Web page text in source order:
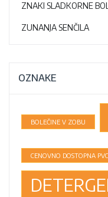
ZNAKI SLADKORNE
ZUNANJA SENČILA
OZNAKE
BOLEČINE V ZOBU
CENOVNO DOSTOPNA